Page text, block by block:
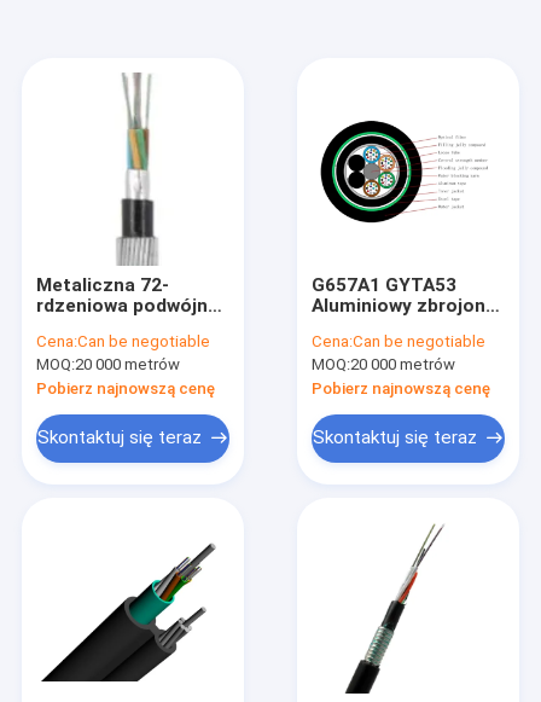
Metaliczna 72-
rdzeniowa podwójna
opancerzony kabel
światłowodowy
Aluminiowa zbroja
Cena:Can be negotiable
MOQ:20 000 metrów
Pobierz najnowszą cenę
Skontaktuj się teraz
G657A1 GYTA53
Aluminiowy zbrojony
zewnętrzny kabel
światłowodowy 72
rdzeń
Cena:Can be negotiable
MOQ:20 000 metrów
Pobierz najnowszą cenę
Skontaktuj się teraz